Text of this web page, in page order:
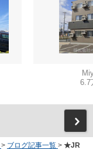
6.7
> ブログ記事一覧 > ★JR